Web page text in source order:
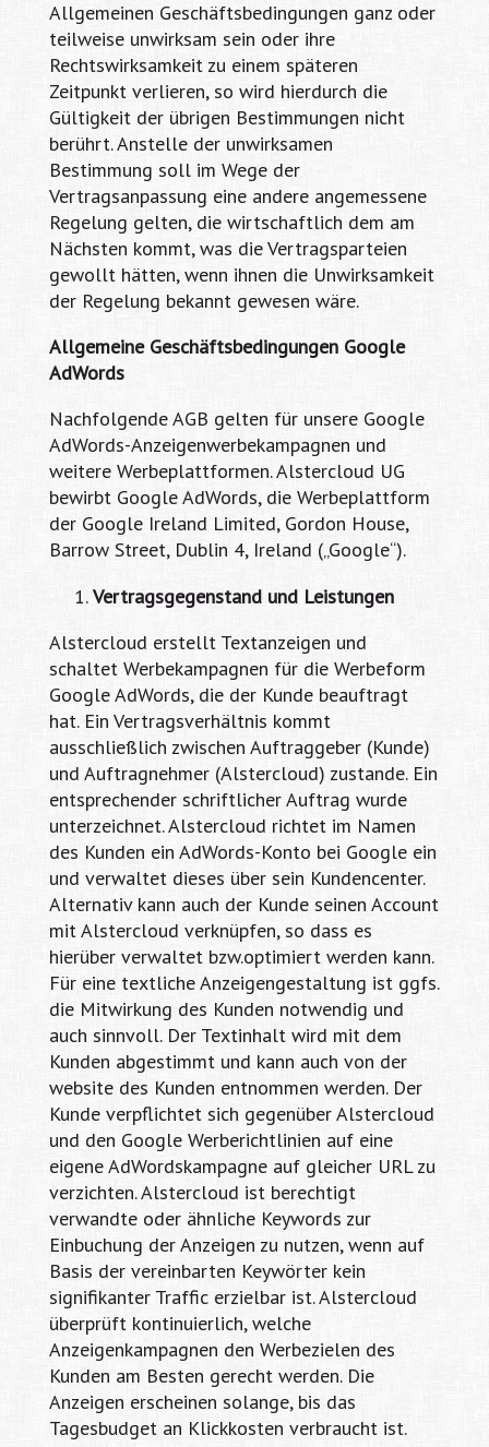
Allgemeinen Geschäftsbedingungen ganz oder
teilweise unwirksam sein oder ihre
Rechtswirksamkeit zu einem späteren
Zeitpunkt verlieren, so wird hierdurch die
Gültigkeit der übrigen Bestimmungen nicht
berührt. Anstelle der unwirksamen
Bestimmung soll im Wege der
Vertragsanpassung eine andere angemessene
Regelung gelten, die wirtschaftlich dem am
Nächsten kommt, was die Vertragsparteien
gewollt hätten, wenn ihnen die Unwirksamkeit
der Regelung bekannt gewesen wäre.
Allgemeine Geschäftsbedingungen Google
AdWords
Nachfolgende AGB gelten für unsere Google
AdWords-Anzeigenwerbekampagnen und
weitere Werbeplattformen. Alstercloud UG
bewirbt Google AdWords, die Werbeplattform
der Google Ireland Limited, Gordon House,
Barrow Street, Dublin 4, Ireland („Google“).
Vertragsgegenstand und Leistungen
Alstercloud erstellt Textanzeigen und
schaltet Werbekampagnen für die Werbeform
Google AdWords, die der Kunde beauftragt
hat. Ein Vertragsverhältnis kommt
ausschließlich zwischen Auftraggeber (Kunde)
und Auftragnehmer (Alstercloud) zustande. Ein
entsprechender schriftlicher Auftrag wurde
unterzeichnet. Alstercloud richtet im Namen
des Kunden ein AdWords-Konto bei Google ein
und verwaltet dieses über sein Kundencenter.
Alternativ kann auch der Kunde seinen Account
mit Alstercloud verknüpfen, so dass es
hierüber verwaltet bzw.optimiert werden kann.
Für eine textliche Anzeigengestaltung ist ggfs.
die Mitwirkung des Kunden notwendig und
auch sinnvoll. Der Textinhalt wird mit dem
Kunden abgestimmt und kann auch von der
website des Kunden entnommen werden. Der
Kunde verpflichtet sich gegenüber Alstercloud
und den Google Werberichtlinien auf eine
eigene AdWordskampagne auf gleicher URL zu
verzichten. Alstercloud ist berechtigt
verwandte oder ähnliche Keywords zur
Einbuchung der Anzeigen zu nutzen, wenn auf
Basis der vereinbarten Keywörter kein
signifikanter Traffic erzielbar ist. Alstercloud
überprüft kontinuierlich, welche
Anzeigenkampagnen den Werbezielen des
Kunden am Besten gerecht werden. Die
Anzeigen erscheinen solange, bis das
Tagesbudget an Klickkosten verbraucht ist.